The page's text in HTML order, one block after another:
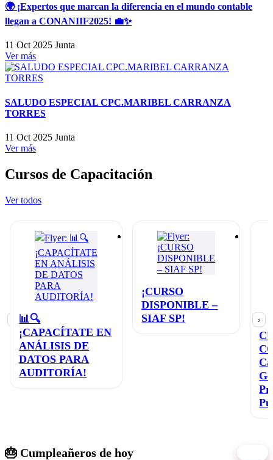
🌍 ¡Expertos que marcan la diferencia en el mundo contable
llegan a CONANIIF2025! 💼✨
11 Oct 2025 Junta
Ver más
SALUDO ESPECIAL CPC.MARIBEL CARRANZA
TORRES
11 Oct 2025 Junta
Ver más
Cursos de Capacitación
Ver todos
📊🔍
¡CAPACÍTATE EN
ANÁLISIS DE
DATOS PARA
AUDITORÍA!
¡CURSO
DISPONIBLE –
SIAF SP!
›
🎂 Cumpleañeros de hoy